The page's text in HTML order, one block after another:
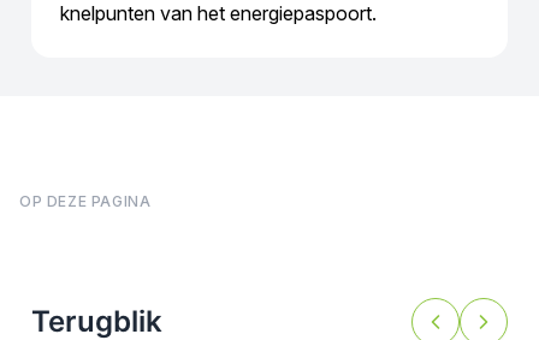
knelpunten van het energiepaspoort.
OP DEZE PAGINA
Terugblik